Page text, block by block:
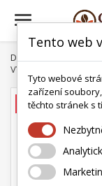
Domů
VÝPRODEJ English
AKCE
Tento web
Tyto webové
zařízení
těchto stránek s